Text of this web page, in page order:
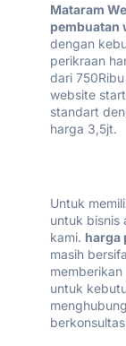
Mataram
pembuatan
dengan
perikraan
dari
website
standart
harga 3,5jt.
Untuk
untuk bisnis
kami. harga
masih
untuk